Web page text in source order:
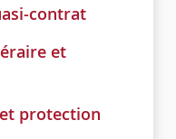
contrat
et
protection